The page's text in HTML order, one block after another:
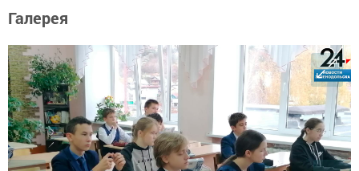
Галерея